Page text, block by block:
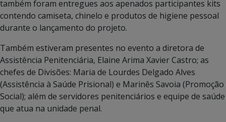
também foram entregues aos apenados participantes kits
contendo camiseta, chinelo e produtos de higiene pessoal
durante o lançamento do projeto.
Também estiveram presentes no evento a diretora de
Assistência Penitenciária, Elaine Arima Xavier Castro; as
chefes de Divisões: Maria de Lourdes Delgado Alves
(Assistência à Saúde Prisional) e Marinês Savoia (Promoção
Social); além de servidores penitenciários e equipe de saúde
que atua na unidade penal.